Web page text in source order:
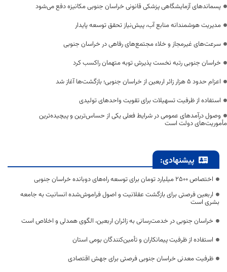
پسماندهای آزمایشگاهی پزشکی قانونی خراسان جنوبی مکانیزه دفع می‌شود
مدیریت هوشمندانه منابع آب، پیش‌نیاز تحقق توسعه پایدار
سرعت‌های غیرمجاز و خلاء مجتمع‌های رفاهی در خراسان جنوبی
خراسان جنوبی رتبه نخست پذیرش توبه متهمان راکسب کرد
اعزام حدود 5 هزار زائر اربعین از خراسان جنوبی؛ بازگشت‌ها آغاز شد
استفاده از ظرفیت تسهیلات برای تقویت واحدهای تولیدی
وصول درآمدهای عمومی در شرایط فعلی یکی از حساس‌ترین و پیچیده‌ترین
مأموریت‌های دولت است
پیشنهادی:
اختصاص 2500 میلیارد تومان برای توسعه راه‌های دوبانده خراسان جنوبی
اربعین فرصتی برای بازگشت عقلانیت و اصول فراموش‌شده انسانیت به جامعه
بشری است
خراسان جنوبی در خدمت‌رسانی به زائران اربعین، الگوی همدلی و اخلاص است
استفاده از ظرفیت پیمانکاران و تأمین‌کنندگان بومی استان
ظرفیت معدنی خراسان جنوبی فرصتی برای جهش اقتصادی